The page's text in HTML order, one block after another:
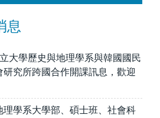
息
大學歷史與地理學系與韓國國民
研究所跨國合作開課訊息，歡迎
理學系大學部、碩士班、社會科